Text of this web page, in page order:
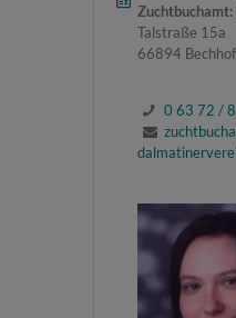
Talstraße 15a
66894
0 63 72 /